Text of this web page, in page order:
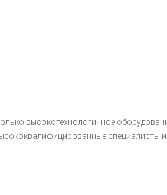
высокотехнологичное
специалисты
Aptos, инъекционные и без